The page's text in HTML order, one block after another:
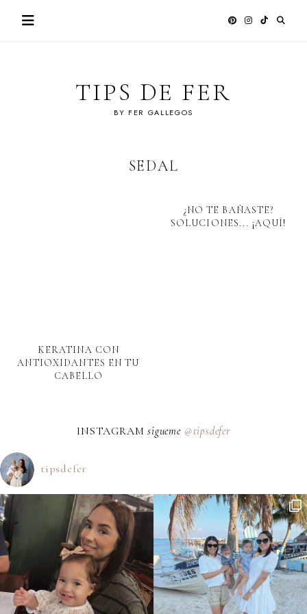
TIPS DE FER
BY FER GALLEGOS
SEDAL
KERATINA CON
ANTIOXIDANTES EN TU
CABELLO
¿NO TE BAÑASTE?
SOLUCIONES... ¡AQUÍ!
INSTAGRAMsigueme @tipsdefer
tipsdefer